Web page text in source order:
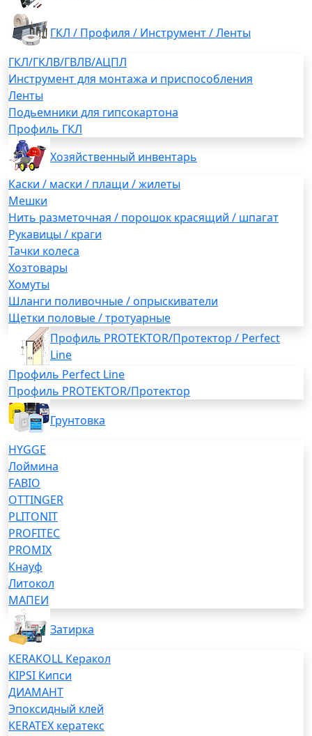
ГКЛ / Профиля / Инструмент / Ленты
ГКЛ/ГКЛВ/ГВЛВ/АЦПЛ
Инструмент для монтажа и приспособления
Ленты
Подьемники для гипсокартона
Профиль ГКЛ
Хозяйственный инвентарь
Каски / маски / плащи / жилеты
Мешки
Нить разметочная / порошок красящий / шпагат
Рукавицы / краги
Тачки колеса
Хозтовары
Хомуты
Шланги поливочные / опрыскиватели
Щетки половые / тротуарные
Профиль PROTEKTOR/Протектор / Perfect
Line
Профиль Perfect Line
Профиль PROTEKTOR/Протектор
Грунтовка
HYGGE
Лоймина
FABIO
OTTINGER
PLITONIT
PROFITEC
PROMIX
Кнауф
Литокол
МАПЕИ
Затирка
KERAKOLL Керакол
KIPSI Кипси
ДИАМАНТ
Эпоксидный клей
KERATEX кератекс